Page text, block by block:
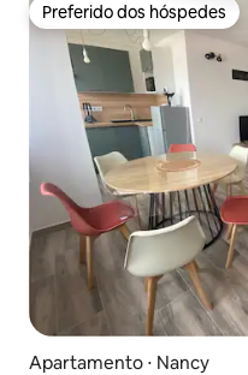
Preferido dos hóspedes
Preferido dos hóspedes
Apartamento ⋅ Nancy